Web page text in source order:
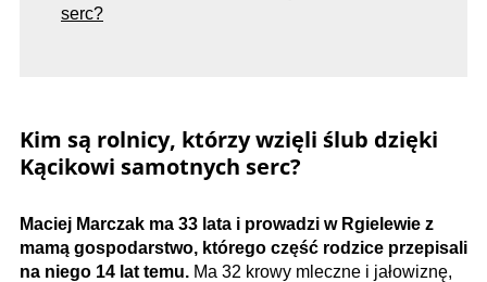
serc?
Kim są rolnicy, którzy wzięli ślub dzięki
Kącikowi samotnych serc?
Maciej Marczak ma 33 lata i prowadzi w Rgielewie z
mamą gospodarstwo, którego część rodzice przepisali
na niego 14 lat temu. Ma 32 krowy mleczne i jałowiznę,